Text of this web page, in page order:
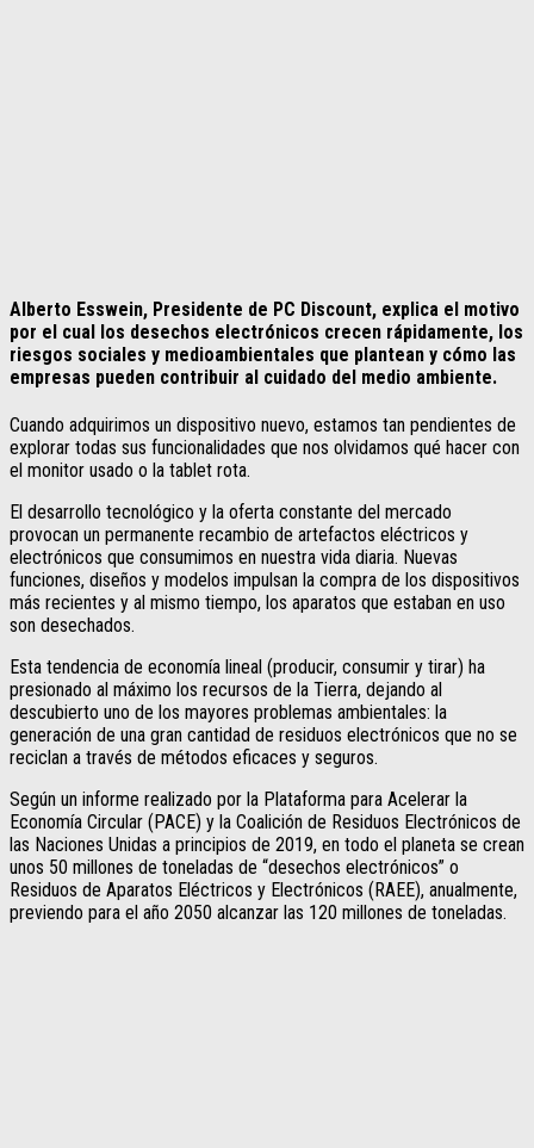
Alberto Esswein, Presidente de PC Discount, explica el motivo
por el cual los desechos electrónicos crecen rápidamente, los
riesgos sociales y medioambientales que plantean y cómo las
empresas pueden contribuir al cuidado del medio ambiente.
Cuando adquirimos un dispositivo nuevo, estamos tan pendientes de
explorar todas sus funcionalidades que nos olvidamos qué hacer con
el monitor usado o la tablet rota.
El desarrollo tecnológico y la oferta constante del mercado
provocan un permanente recambio de artefactos eléctricos y
electrónicos que consumimos en nuestra vida diaria. Nuevas
funciones, diseños y modelos impulsan la compra de los dispositivos
más recientes y al mismo tiempo, los aparatos que estaban en uso
son desechados.
Esta tendencia de economía lineal (producir, consumir y tirar) ha
presionado al máximo los recursos de la Tierra, dejando al
descubierto uno de los mayores problemas ambientales: la
generación de una gran cantidad de residuos electrónicos que no se
reciclan a través de métodos eficaces y seguros.
Según un informe realizado por la Plataforma para Acelerar la
Economía Circular (PACE) y la Coalición de Residuos Electrónicos de
las Naciones Unidas a principios de 2019, en todo el planeta se crean
unos 50 millones de toneladas de “desechos electrónicos” o
Residuos de Aparatos Eléctricos y Electrónicos (RAEE), anualmente,
previendo para el año 2050 alcanzar las 120 millones de toneladas.